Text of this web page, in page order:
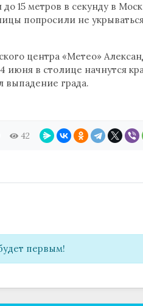
15 метров в секунду в
попросили не
центра «Метео»
июня в столице начнутся
выпадение града.
42
первым!